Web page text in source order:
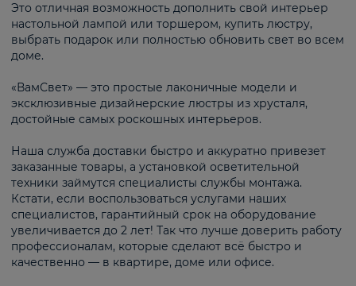
Это отличная возможность дополнить свой интерьер
настольной лампой или торшером, купить люстру,
выбрать подарок или полностью обновить свет во всем
доме.
«ВамСвет» — это простые лаконичные модели и
эксклюзивные дизайнерские люстры из хрусталя,
достойные самых роскошных интерьеров.
Наша служба доставки быстро и аккуратно привезет
заказанные товары, а установкой осветительной
техники займутся специалисты службы монтажа.
Кстати, если воспользоваться услугами наших
специалистов, гарантийный срок на оборудование
увеличивается до 2 лет! Так что лучше доверить работу
профессионалам, которые сделают всё быстро и
качественно — в квартире, доме или офисе.